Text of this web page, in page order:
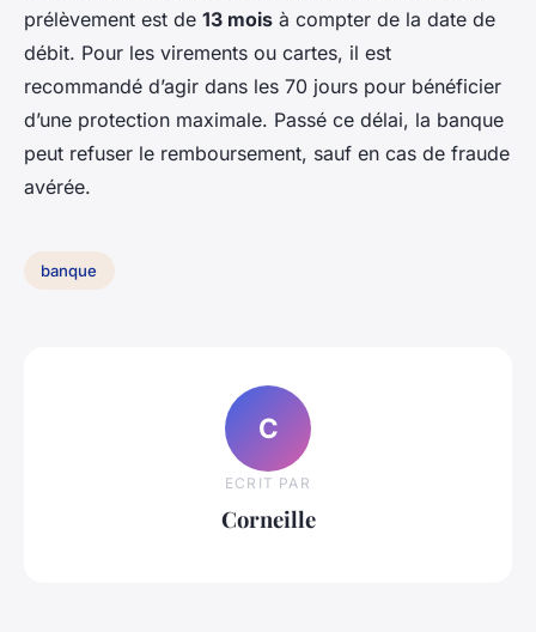
prélèvement est de 13 mois à compter de la date de
débit. Pour les virements ou cartes, il est
recommandé d’agir dans les 70 jours pour bénéficier
d’une protection maximale. Passé ce délai, la banque
peut refuser le remboursement, sauf en cas de fraude
avérée.
banque
C
ECRIT PAR
Corneille